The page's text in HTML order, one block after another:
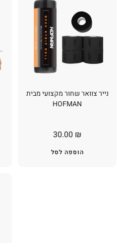
נייר צוואר שחור מקצועי מבית
HOFMAN
30.00 ₪
הוספה לסל